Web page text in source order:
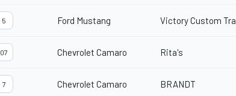
5 Ford Mustang Victory Custom
07 Chevrolet Camaro Rita's
7 Chevrolet Camaro BRANDT